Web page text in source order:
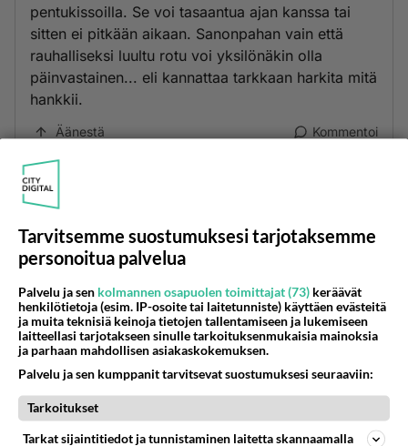
pentukissoilla. Se voi tasaantua ajan kanssa tai
sitten ei pitkään aikaan. Sanonpahan vain että
rauhalliseksi luultu rotu voi yksilönäkin olla
päinvastainen... eli kannattaa tarkkaan harkita mitä
hankkii.
Äänestä Kommentoi
SEMMONEN LYHYTJALKANEN KISSA !!
Äänestä
Anonyymi
2020-11-27 13:29:16
Charolais olisi sinulle sopiva. Rauhallinen luonne
Äänestä Kommentoi
Tarvitsemme suostumuksesi tarjotaksemme
personoitua palvelua
Palvelu ja sen kolmannen osapuolen toimittajat (73) keräävät
henkilötietoja (esim. IP-osoite tai laitetunniste) käyttäen evästeitä
ja muita teknisiä keinoja tietojen tallentamiseen ja lukemiseen
laitteellasi tarjotakseen sinulle tarkoituksenmukaisia mainoksia
ja parhaan mahdollisen asiakaskokemuksen.
Palvelu ja sen kumppanit tarvitsevat suostumuksesi seuraaviin:
Tarkoitukset
Tarkat sijaintitiedot ja tunnistaminen laitetta skannaamalla